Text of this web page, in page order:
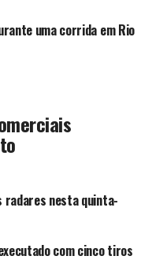
uma corrida em Rio
radares nesta quinta-
com cinco tiros